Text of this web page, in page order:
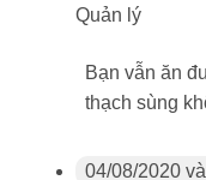
Quản lý
Bạn vẫn ăn
thạch sùng
04/08/2020